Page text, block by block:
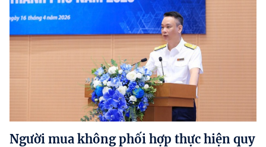
© BÁO ĐIỆN TỬ CHÍNH PHỦ
Nguyễn Hồng Sâm
Trụ sở: 16 Lê Hồng Phong - Ba Đình - Hà Nội.
Điện thoại: 080 43162; Fax: 080.48924;
Email: thongtinchinhphu@chinhphu.vn.
Theo dõi báo trên:
Người mua không phối hợp thực hiện quy